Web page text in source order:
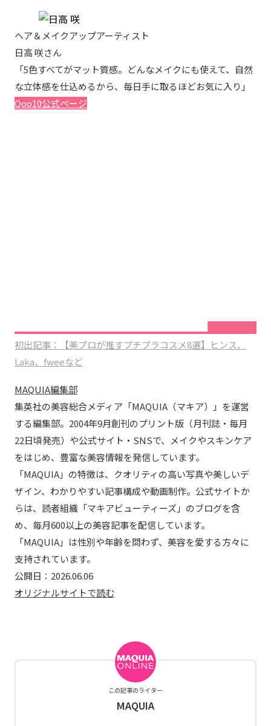
ヘア＆メイクアップアーティスト
日高 咲さん
「5色すべてがマット質感。どんなメイクにも使えて、自然
な立体感を仕込めるから、毎日手に取るほどお気に入り」
Qoo10公式ページ
初出記事：【美プロが推すプチプラコスメ8選】ヒンス、
Laka、fweeなど
MAQUIA編集部
集英社の美容総合メディア「MAQUIA（マキア）」を運営
する編集部。2004年9月創刊のプリント版（月刊誌・毎月
22日頃発売）や公式サイト・SNSで、メイクやスキンケア
をはじめ、豊富な美容情報を発信しています。
「MAQUIA」の特徴は、クオリティの高い写真や美しいデ
ザイン、わかりやすい記事構成や動画制作。公式サイトか
らは、読者組織「マキアビューティーズ」のブログを含
め、毎月600以上の美容記事を配信しています。
「MAQUIA」は性別や年齢を問わず、美容を愛する方々に
支持されています。
公開日： 2026.06.06
オリジナルサイトで読む
この記事のライター
MAQUIA